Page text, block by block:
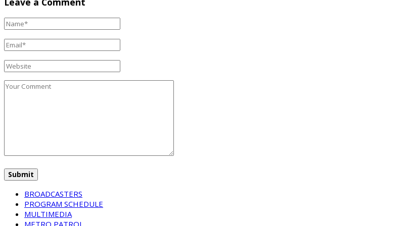
BROADCASTERS
PROGRAM SCHEDULE
MULTIMEDIA